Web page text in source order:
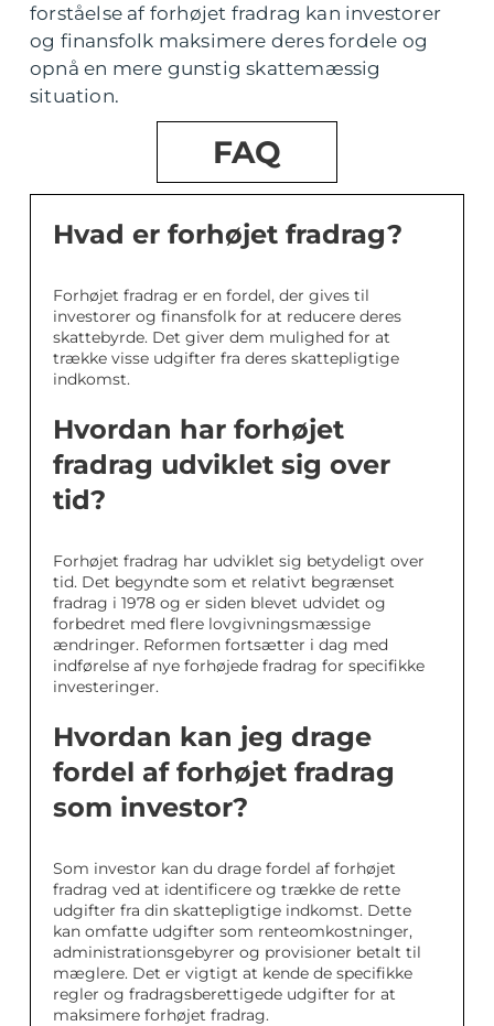
forståelse af forhøjet fradrag kan investorer
og finansfolk maksimere deres fordele og
opnå en mere gunstig skattemæssig
situation.
FAQ
Hvad er forhøjet fradrag?
Forhøjet fradrag er en fordel, der gives til
investorer og finansfolk for at reducere deres
skattebyrde. Det giver dem mulighed for at
trække visse udgifter fra deres skattepligtige
indkomst.
Hvordan har forhøjet
fradrag udviklet sig over
tid?
Forhøjet fradrag har udviklet sig betydeligt over
tid. Det begyndte som et relativt begrænset
fradrag i 1978 og er siden blevet udvidet og
forbedret med flere lovgivningsmæssige
ændringer. Reformen fortsætter i dag med
indførelse af nye forhøjede fradrag for specifikke
investeringer.
Hvordan kan jeg drage
fordel af forhøjet fradrag
som investor?
Som investor kan du drage fordel af forhøjet
fradrag ved at identificere og trække de rette
udgifter fra din skattepligtige indkomst. Dette
kan omfatte udgifter som renteomkostninger,
administrationsgebyrer og provisioner betalt til
mæglere. Det er vigtigt at kende de specifikke
regler og fradragsberettigede udgifter for at
maksimere forhøjet fradrag.